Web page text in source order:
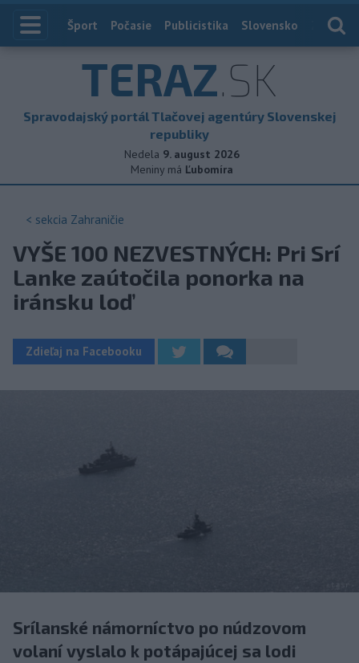
Index
Šport Počasie Publicistika Slovensko
TERAZ.SK
Spravodajský portál Tlačovej agentúry Slovenskej
republiky
Nedela 9. august 2026
Meniny má Ľubomíra
< sekcia Zahraničie
VYŠE 100 NEZVESTNÝCH: Pri Srí
Lanke zaútočila ponorka na
iránsku loď
Zdieľaj na Facebooku
Srílanské námorníctvo po núdzovom
volaní vyslalo k potápajúcej sa lodi